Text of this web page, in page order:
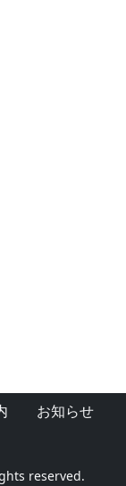
お知らせ
reserved.